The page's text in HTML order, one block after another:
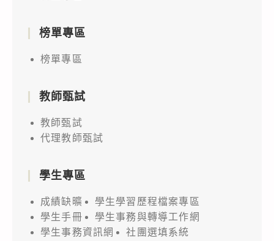
榜單專區
榜單專區
教師甄試
教師甄試
代理教師甄試
學生專區
成績缺曠
學生學習歷程檔案專區
學生手冊
學生事務與轉導工作網
學生事務資訊網
社團選填系統